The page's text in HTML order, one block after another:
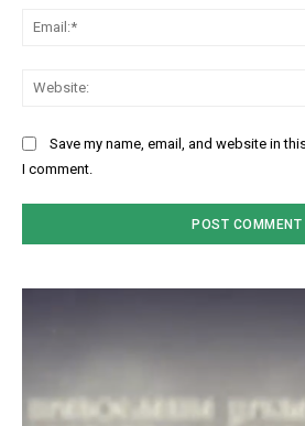
Save my name, email, and website in
I comment.